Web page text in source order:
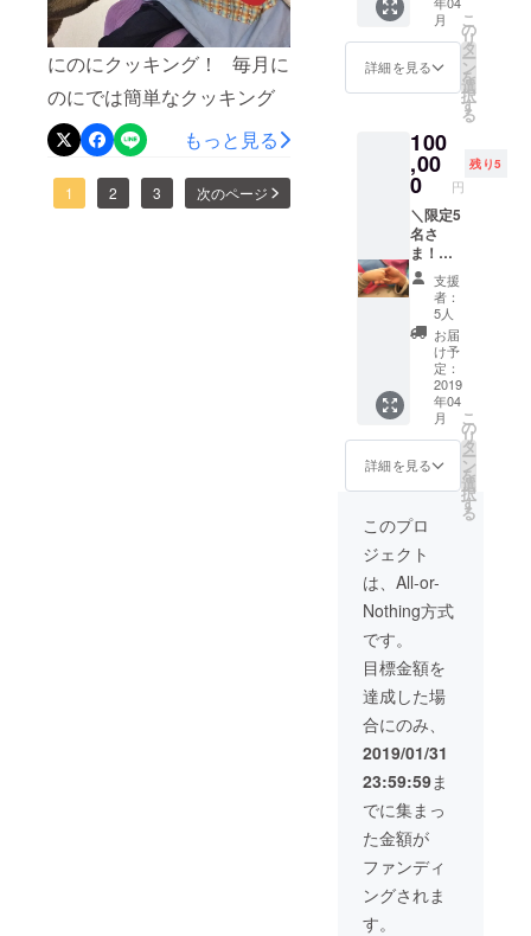
す！
にのにクッキング！ 毎月に
のにでは簡単なクッキング
をしています^_^ めんこさ
ん達にももちろん協力して
もらっています。 材料を混
もっと見る
1 2 3 次のページ
「にの
に」の
さん達
が感謝
めて書
いた
メッ
セージ
カード
をお届
けしま
す。
【限定
広報誌
「にの
にー
ず」を3
か月ご
とに1年
分】 毎
者さん
向けに
ている
「にの
にー
ず」と
いう広
報誌を
ずつま
とめて
（年間4
回）お
届けし
ます。
方は無
条件で
賛助会
員にな
は年会
費1,000
円で継
続して
応援い
ただけ
る会員
です
（今
回、ク
ラウド
ファン
ディン
グで応
援いた
だいた
方は1年
目年会
料。2年
目から
費1,000
円を頂
戴しま
す）。
もスペ
シャル
サンク
スとし
て会員
名簿に
を記載
させて
いただ
きま
す。申
込時に
備考欄
す。賛
助会員
とは、
ＮＰＯ
一口
1,000円
から応
援いた
だける
会員の
ことで
す（今
回、ク
ラウド
ファン
ディン
グで応
援いた
だいた
方は無
条件で
賛助会
す）。
正会員
は年会
費1,000
円で継
続して
る会員
です
（今
回、ク
ラウド
ファン
ディン
グで応
援いた
だいた
方は1年
目年会
費無
【NPO
法人に
こっと
秋田に
一口支
援！
会員）
または
（正会
員）】
賛助会
員もし
くは正
会員ど
ちらか
お好き
な方を
お選び
いただ
けま
す。賛
助会員
とは、
ＮＰＯ
法人に
こっと
秋田を
一口
1,000円
から応
援いた
だける
す（今
回、ク
ラウド
ファン
ディン
グで応
援いた
だいた
方は無
条件で
賛助会
員にな
れま
月
詳細を見る
こ
の
リ
タ
ー
ン
を
選
択
す
る
100
,00
0 円
残り5
＼限定5
名さ
ま！に
のに感
謝祭ご
招待
コース
【NPO
法人に
こっと
秋田に
一口支
援！
（賛助
会員）
または
（正会
員）】
賛助会
員もし
くは正
お好き
な方を
お選び
いただ
けま
す。賛
助会員
とは、
ＮＰＯ
法人に
こっと
秋田を
一口
支援
者：
5人
お届
け予
定：
2019
年04
月
詳細を見る
こ
の
リ
タ
ー
ン
を
選
択
す
る
このプロ
ジェクト
は、All-or-
Nothing方式
です。
目標金額を
達成した場
合にのみ、
2019/01/31
23:59:59ま
でに集まっ
た金額が
ファンディ
ングされま
す。